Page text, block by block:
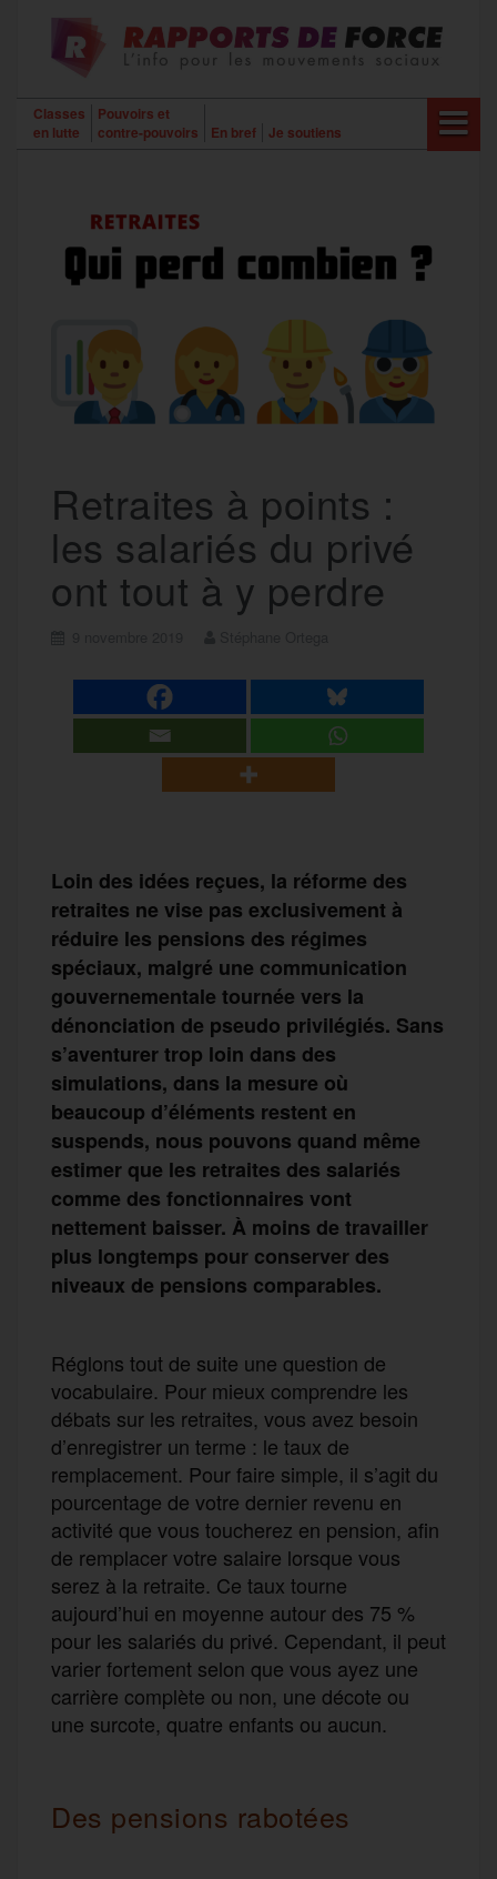
contenu
Classes
en lutte
Pouvoirs et
contre-pouvoirs
En bref Je soutiens
Retraites à points :
les salariés du privé
ont tout à y perdre
Loin des idées reçues, la réforme des
retraites ne vise pas exclusivement à
réduire les pensions des régimes
spéciaux, malgré une communication
gouvernementale tournée vers la
dénonciation de pseudo privilégiés. Sans
s’aventurer trop loin dans des
simulations, dans la mesure où
beaucoup d’éléments restent en
suspends, nous pouvons quand même
estimer que les retraites des salariés
comme des fonctionnaires vont
nettement baisser. À moins de travailler
plus longtemps pour conserver des
niveaux de pensions comparables.
Réglons tout de suite une question de
vocabulaire. Pour mieux comprendre les
débats sur les retraites, vous avez besoin
d’enregistrer un terme : le taux de
remplacement. Pour faire simple, il s’agit du
pourcentage de votre dernier revenu en
activité que vous toucherez en pension, afin
de remplacer votre salaire lorsque vous
serez à la retraite. Ce taux tourne
aujourd’hui en moyenne autour des 75 %
pour les salariés du privé. Cependant, il peut
varier fortement selon que vous ayez une
carrière complète ou non, une décote ou
une surcote, quatre enfants ou aucun.
Des pensions rabotées